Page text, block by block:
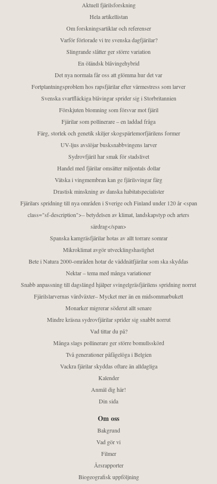
Aktuell fjärilsforskning
Hela artikellistan
Om forskningsartiklar och referenser
Varför förlorade vi tre svenska dagfjärilar?
Slingrande slåtter ger större variation
En öländsk blåvingehybrid
Det nya normala får oss att glömma hur det var
Fortplantningsproblem hos rapsfjärilar efter värmestress som larver
Svenska svartfläckiga blåvingar sprider sig i Storbritannien
Förskjuten blomning som försvar mot fjäril
Fjärilar som pollinerare – en laddad fråga
Färg, storlek och genetik skiljer skogspärlemorfjärilens former
UV-ljus avslöjar busksnabbvingens larver
Sydrovfjäril har smak för stadslivet
Handel med fjärilar omsätter miljontals dollar
Vätska i vingmembran kan ge fjärilsvingar färg
Drastisk minskning av danska habitatspecialister
Fjärilars spridning till nya områden i Sverige och Finland under 120 år <span
class="sf-description">– betydelsen av klimat, landskapstyp och arters
särdrag</span>
Spanska kamgräsfjärilar hotas av allt torrare somrar
Mikroklimat avgör utvecklingshastighet
Bete i Natura 2000-områden hotar de väddnätfjärilar som ska skyddas
Nektar – tema med många variationer
Snabb anpassning till dagslängd hjälper svingelgräsfjärilens spridning norrut
Fjärilslarvernas värdväxter– Mycket mer än en midsommarbukett
Monarker migrerar söderut allt senare
Mindre kräsna sydrovfjärilar sprider sig snabbt norrut
Vad tittar du på?
Många slags pollinerare ger större bomullsskörd
Två generationer påfågelöga i Belgien
Vackra fjärilar skyddas oftare än alldagliga
Kalender
Anmäl dig här!
Din sida
Om oss
Bakgrund
Vad gör vi
Filmer
Årsrapporter
Biogeografisk uppföljning